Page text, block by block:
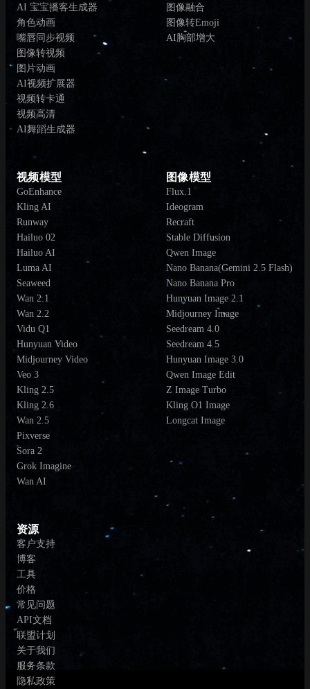
AI 宝宝播客生成器
角色动画
嘴唇同步视频
图像转视频
图片动画
AI视频扩展器
视频转卡通
视频高清
AI舞蹈生成器
图像融合
图像转Emoji
AI胸部增大
视频模型
GoEnhance
Kling AI
Runway
Hailuo 02
Hailuo AI
Luma AI
Seaweed
Wan 2.1
Wan 2.2
Vidu Q1
Hunyuan Video
Midjourney Video
Veo 3
Kling 2.5
Kling 2.6
Wan 2.5
Pixverse
Sora 2
Grok Imagine
Wan AI
图像模型
Flux.1
Ideogram
Recraft
Stable Diffusion
Qwen Image
Nano Banana(Gemini 2.5 Flash)
Nano Banana Pro
Hunyuan Image 2.1
Midjourney Image
Seedream 4.0
Seedream 4.5
Hunyuan Image 3.0
Qwen Image Edit
Z Image Turbo
Kling O1 Image
Longcat Image
资源
客户支持
博客
工具
价格
常见问题
API文档
联盟计划
关于我们
服务条款
隐私政策